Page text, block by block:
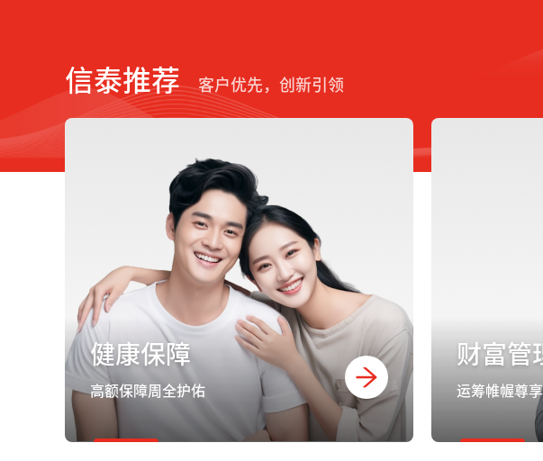
信泰推荐 客户优先，创新引领
健康保障
高额保障周全护佑
财富管
运筹帷幄尊